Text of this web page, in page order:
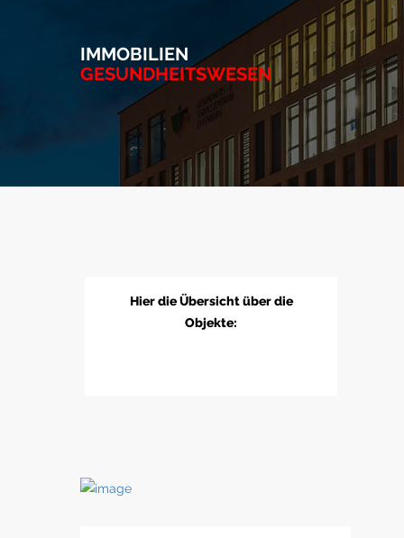
IMMOBILIEN
GESUNDHEITSWESEN
Hier die Übersicht über die
Objekte: